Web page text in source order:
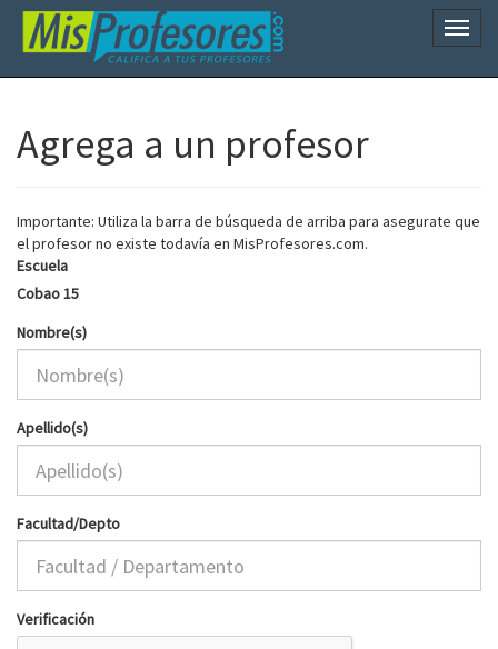
Agrega a un profesor
Importante: Utiliza la barra de búsqueda de arriba para asegurate que
el profesor no existe todavía en MisProfesores.com.
Escuela
Cobao 15
Nombre(s)
Apellido(s)
Facultad/Depto
Verificación